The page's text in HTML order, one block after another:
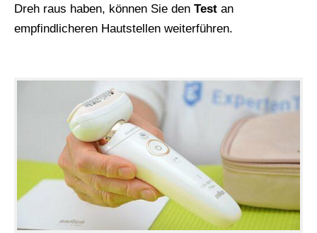
Dreh raus haben, können Sie den Test an
empfindlicheren Hautstellen weiterführen.